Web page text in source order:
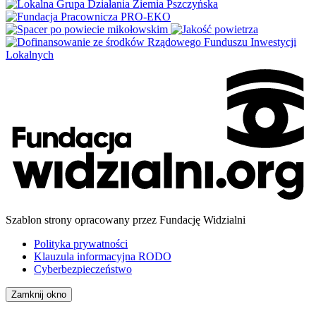
Szablon strony opracowany przez Fundację Widzialni
Polityka prywatności
Klauzula informacyjna RODO
Cyberbezpieczeństwo
Zamknij okno